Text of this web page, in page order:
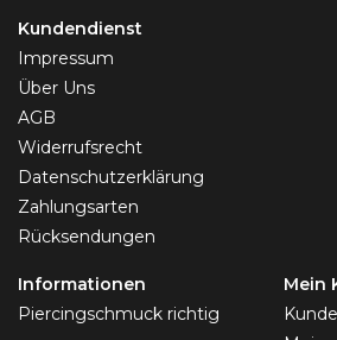
Kundendienst
Impressum
Über Uns
AGB
Widerrufsrecht
Datenschutzerklärung
Zahlungsarten
Rücksendungen
Informationen
Piercingschmuck richtig
Mein